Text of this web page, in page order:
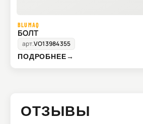
BLUMAQ
БОЛТ
арт.VO13984355
ПОДРОБНЕЕ→
ОТЗЫВЫ